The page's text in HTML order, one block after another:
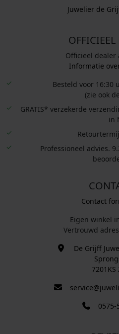
Juwelier de
OFFICIEEL
Officieel dealer
Informatie
Besteld voor 16:30
(zie ook
GRATIS* verzekerde
in
Professioneel advies.
Contact
Eigen winkel
Vertrouwd
De Grijff
0575-